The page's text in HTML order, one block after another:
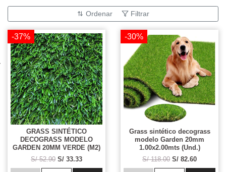
Ordenar Filtrar
-37%
GRASS SINTÉTICO
DECOGRASS MODELO
GARDEN 20MM VERDE (M2)
S/ 52.90 S/ 33.33
-30%
Grass sintético decograss
modelo Garden 20mm
1.00x2.00mts (Und.)
S/ 118.00 S/ 82.60